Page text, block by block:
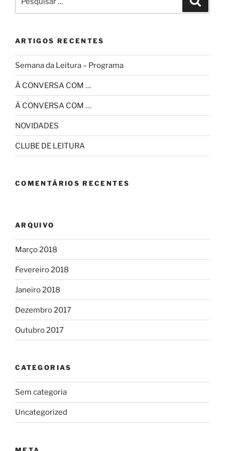
por:
ARTIGOS RECENTES
Semana da Leitura – Programa
À CONVERSA COM …
À CONVERSA COM …
NOVIDADES
CLUBE DE LEITURA
COMENTÁRIOS RECENTES
ARQUIVO
Março 2018
Fevereiro 2018
Janeiro 2018
Dezembro 2017
Outubro 2017
CATEGORIAS
Sem categoria
Uncategorized